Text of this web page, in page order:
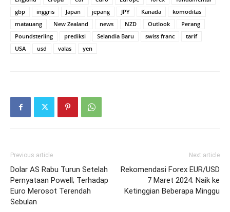
gbp
inggris Japan jepang JPY Kanada
komoditas
matauang
New Zealand news NZD Outlook
Perang
Poundsterling
prediksi Selandia Baru swiss franc
tarif
USA
usd valas yen
Previous article
Dolar AS Rabu Turun Setelah
Pernyataan Powell; Terhadap
Euro Merosot Terendah
Sebulan
Next article
Rekomendasi Forex EUR/USD
7 Maret 2024: Naik ke
Ketinggian Beberapa Minggu